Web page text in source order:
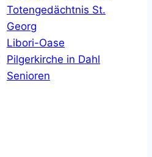
Totengedächtnis St.
Georg
Libori-Oase
Pilgerkirche in Dahl
Senioren